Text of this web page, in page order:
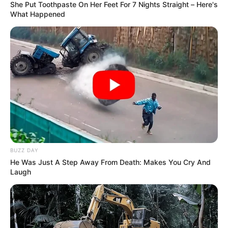
celeridad en las investigaciones, y la pronta captura de
los responsables de este nuevo hecho violento.
De acuerdo con el reporte de la Policía,la víctima tenía
heridas en el abdomen, en el pecho y en una de sus
piernas.
COMPARTIR
ALERTA BOGOTÁ EN GOOGLE NEWS
TEMAS RELACIONADOS
MUJERES ASESINADAS NOTICIAS
AUTORIDADES
CRIMEN
SAN ANTONIO DE PRADO FEMINICIDIO
She Put Toothpaste On Her Feet For 7 Nights Straight – Here's
What Happened
BUZZ DAY
He Was Just A Step Away From Death: Makes You Cry And
Laugh